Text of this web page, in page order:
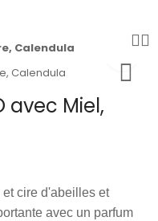
Calendula
avec Miel,
cire d'abeilles et
avec un parfum